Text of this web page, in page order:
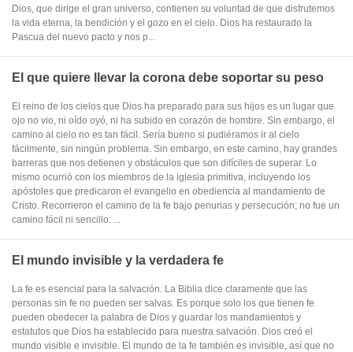
Dios, que dirige el gran universo, contienen su voluntad de que disfrutemos
la vida eterna, la bendición y el gozo en el cielo. Dios ha restaurado la
Pascua del nuevo pacto y nos p...
El que quiere llevar la corona debe soportar su peso
El reino de los cielos que Dios ha preparado para sus hijos es un lugar que
ojo no vio, ni oído oyó, ni ha subido en corazón de hombre. Sin embargo, el
camino al cielo no es tan fácil. Sería bueno si pudiéramos ir al cielo
fácilmente, sin ningún problema. Sin embargo, en este camino, hay grandes
barreras que nos detienen y obstáculos que son difíciles de superar. Lo
mismo ocurrió con los miembros de la iglesia primitiva, incluyendo los
apóstoles que predicaron el evangelio en obediencia al mandamiento de
Cristo. Recorrieron el camino de la fe bajo penurias y persecución; no fue un
camino fácil ni sencillo. ...
El mundo invisible y la verdadera fe
La fe es esencial para la salvación. La Biblia dice claramente que las
personas sin fe no pueden ser salvas. Es porque solo los que tienen fe
pueden obedecer la palabra de Dios y guardar los mandamientos y
estatutos que Dios ha establecido para nuestra salvación. Dios creó el
mundo visible e invisible. El mundo de la fe también es invisible, así que no